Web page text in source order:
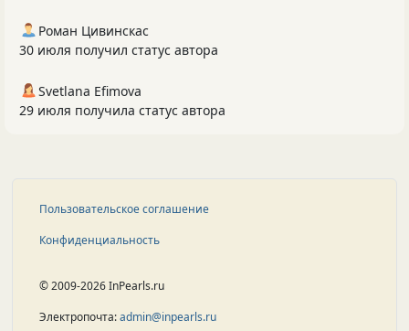
Роман Цивинскас
30 июля получил статус автора
Svetlana Efimova
29 июля получила статус автора
Пользовательское соглашение
Конфиденциальность
© 2009-2026 InPearls.ru
Электропочта:admin@inpearls.ru